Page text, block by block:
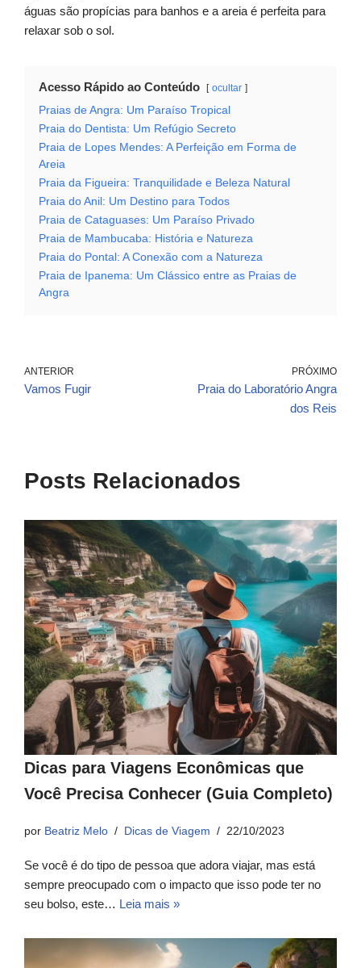
águas são propícias para banhos e a areia é perfeita para
relaxar sob o sol.
Acesso Rápido ao Conteúdo ocultar
Praias de Angra: Um Paraíso Tropical
Praia do Dentista: Um Refúgio Secreto
Praia de Lopes Mendes: A Perfeição em Forma de
Areia
Praia da Figueira: Tranquilidade e Beleza Natural
Praia do Anil: Um Destino para Todos
Praia de Cataguases: Um Paraíso Privado
Praia de Mambucaba: História e Natureza
Praia do Pontal: A Conexão com a Natureza
Praia de Ipanema: Um Clássico entre as Praias de
Angra
ANTERIOR
Vamos Fugir
PRÓXIMO
Praia do Laboratório Angra
dos Reis
Posts Relacionados
Dicas para Viagens Econômicas que
Você Precisa Conhecer (Guia Completo)
por Beatriz Melo Dicas de Viagem 22/10/2023
Se você é do tipo de pessoa que adora viajar, mas está
sempre preocupado com o impacto que isso pode ter no
seu bolso, este… Leia mais »